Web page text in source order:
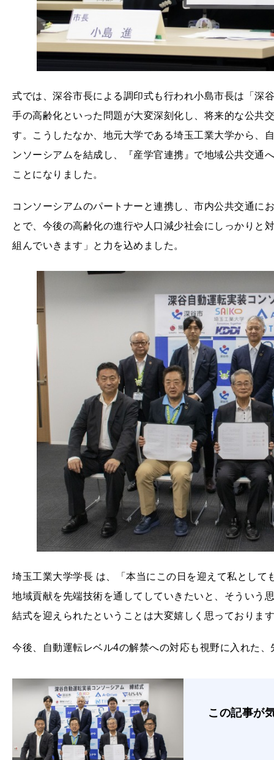
式では、深谷市長による調印式も行われ小島市長は「深
手の高齢化といった問題が大変深刻化し、将来的な公共
す。こうしたなか、地元大学である埼玉工業大学から、
ンソーシアムを結成し、『産学官連携』で地域公共交通
ことになりました。
コンソーシアムのパートナーと連携し、市内公共交通に
とで、今後の高齢化の進行や人口減少社会にしっかりと
組んでいきます」と力を込めました。
埼玉工業大学学長 は、「本当にこの日を迎えて私とし
地域貢献を先端技術を通してしていきたいと、そういう
結式を迎えられたということは大変嬉しく思っておりま
今後、自動運転レベル4の解禁への対応も視野に入れた
この記事が